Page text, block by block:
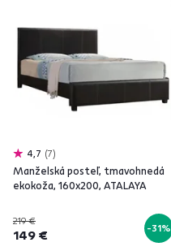
4,7 7
Manželská posteľ, tmavohnedá
ekokoža, 160x200, ATALAYA
219 €
149 € -31%